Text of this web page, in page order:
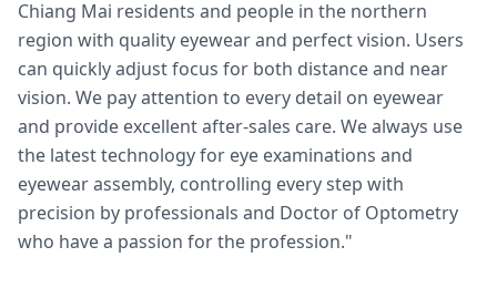
Chiang Mai residents and people in the northern
region with quality eyewear and perfect vision. Users
can quickly adjust focus for both distance and near
vision. We pay attention to every detail on eyewear
and provide excellent after-sales care. We always use
the latest technology for eye examinations and
eyewear assembly, controlling every step with
precision by professionals and Doctor of Optometry
who have a passion for the profession."